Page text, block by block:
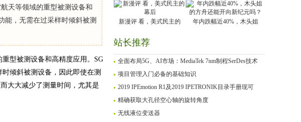
天等领域的重型被测设备和
能，无需在过采样时倾斜被测
型被测设备和高精度应用。SG
倾斜被测设备，因此即使在测
大大减少了测量时间，尤其是
新漫评 看，美式民主的 年内跌幅近40%，木头姐
站长推荐
全面布局5G、AI市场：MediaTek 7nm制程SerDes技术
项目管理入门必备的基础知识
2019 IPEmotion R1及2019 IPETRONIK目录手册现可
精确获取大孔径空心轴的旋转角度
无线液位变送器